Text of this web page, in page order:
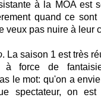
à la MOA est
quand ce
veux pas nuire à leur
. La saison 1 est très
à force de
le mot: qu'on a
spectateur, on